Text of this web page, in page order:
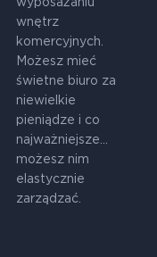
wyposażaniu
wnętrz
komercyjnych.
Możesz mieć
świetne biuro za
niewielkie
pieniądze i co
najważniejsze...
możesz nim
elastycznie
zarządzać.